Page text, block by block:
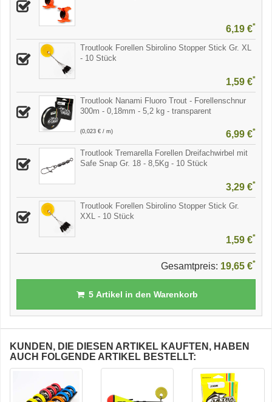
6,19 €*
Troutlook Forellen Sbirolino Stopper Stick Gr. XL
- 10 Stück
1,59 €*
Troutlook Nanami Fluoro Trout - Forellenschnur
300m - 0,18mm - 5,2 kg - transparent
(0,023 € / m) 6,99 €*
Troutlook Tremarella Forellen Dreifachwirbel mit
Safe Snap Gr. 18 - 8,5Kg - 10 Stück
3,29 €*
Troutlook Forellen Sbirolino Stopper Stick Gr.
XXL - 10 Stück
1,59 €*
Gesamtpreis: 19,65 €*
5Artikel in den Warenkorb
KUNDEN, DIE DIESEN ARTIKEL KAUFTEN, HABEN
AUCH FOLGENDE ARTIKEL BESTELLT: